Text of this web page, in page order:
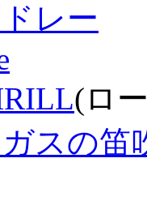
レー
(ロ
スの笛